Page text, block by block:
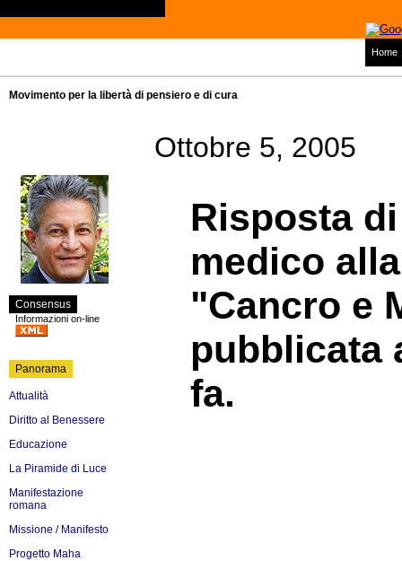
Home
Movimento per la libertà di pensiero e di cura
Consensus
Informazioni on-line
Panorama
Attualità
Diritto al Benessere
Educazione
La Piramide di Luce
Manifestazione
romana
Missione / Manifesto
Progetto Maha
Ottobre 5, 2005
Risposta
medico
"Cancro e
pubblicata
fa.